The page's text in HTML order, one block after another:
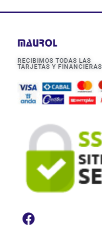
RECIBIMOS TODAS LAS
TARJETAS Y FINANCIERAS